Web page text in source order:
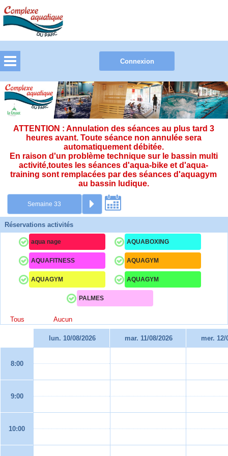
ATTENTION : Annulation des séances au plus tard 3
heures avant. Toute séance non annulée sera
automatiquement débitée.
En raison d'un problème technique sur le bassin multi
activité,toutes les séances d'aqua-bike et d'aqua-
training sont remplacées par des séances d'aquagym
au bassin ludique.
Réservations activités
aqua nage AQUABOXING
AQUAFITNESS AQUAGYM
AQUAGYM AQUAGYM
PALMES
Tous Aucun
lun. 10/08/2026 mar. 11/08/2026 mer. 12/
8:00
9:00
10:00